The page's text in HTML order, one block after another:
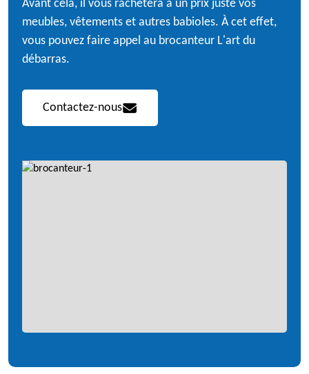
Avant cela, il vous rachètera à un prix juste vos
meubles, vêtements et autres babioles. À cet effet,
vous pouvez faire appel au brocanteur L'art du
débarras.
Contactez-nous